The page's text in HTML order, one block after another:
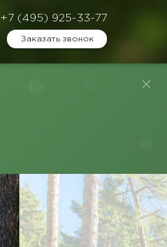
+7 (495) 925-33-77
Заказать звонок